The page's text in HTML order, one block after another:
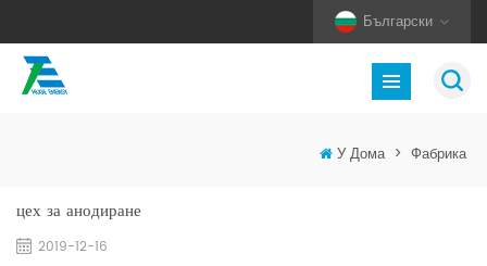
Български
У Дома > Фабрика
цех за анодиране
2019-12-16